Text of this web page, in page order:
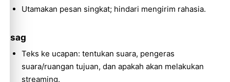
Utamakan pesan singkat; hindari mengirim rahasia.
sag
Teks ke ucapan: tentukan suara, pengeras
suara/ruangan tujuan, dan apakah akan melakukan
streaming.
Molty